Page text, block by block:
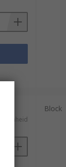
eenheid
Block